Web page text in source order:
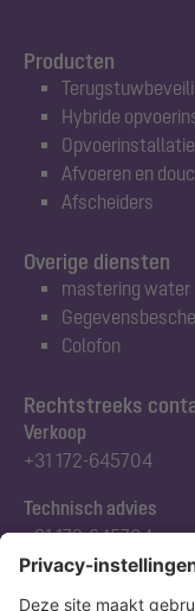
Producten
Hybride
Afvoeren en
Afscheiders
Rechtstreeks
Verkoop
+31 172-645704
Technisch advies
+31 172-645704
Overige diensten
mastering water
Colofon